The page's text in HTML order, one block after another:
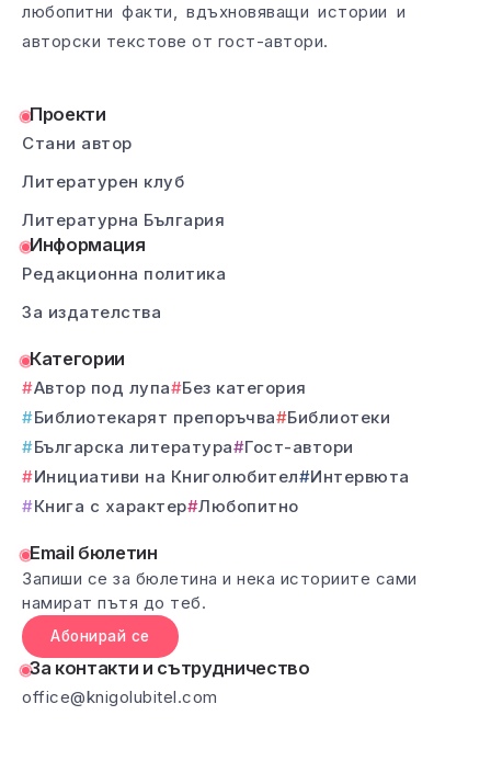
любопитни факти, вдъхновяващи истории и
авторски текстове от гост-автори.
Проекти
Стани автор
Литературен клуб
Литературна България
Информация
Редакционна политика
За издателства
Категории
Автор под лупа
Без категория
Библиотекарят препоръчва
Библиотеки
Българска литература
Гост-автори
Инициативи на Книголюбител
Интервюта
Книга с характер Любопитно
Email бюлетин
Запиши се за бюлетина и нека историите сами
намират пътя до теб.
Абонирай се
За контакти и сътрудничество
office@knigolubitel.com